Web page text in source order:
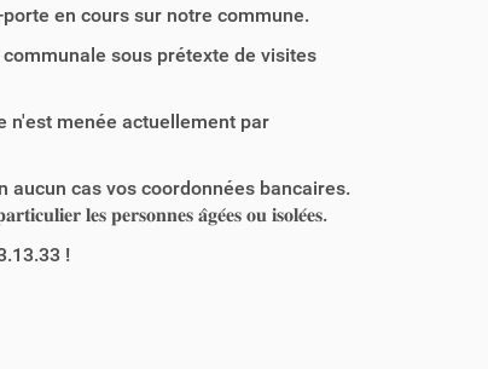
en cours sur notre commune.
sous prétexte de visites
n'est menée actuellement par
cas vos coordonnées bancaires.
𝐥𝐞𝐬 𝐩𝐞𝐫𝐬𝐨𝐧𝐧𝐞𝐬 𝐚̂𝐠𝐞́𝐞𝐬 𝐨𝐮 𝐢𝐬𝐨𝐥𝐞́𝐞𝐬.
!